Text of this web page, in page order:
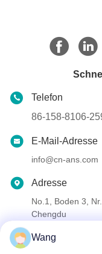
Telefon
86-158-8106-
E-Mail-Adresse
info@cn-ans.com
Adresse
No.1, Boden 3,
Chengdu
Wang